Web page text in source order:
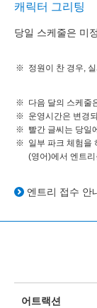
캐릭터 그리팅
당일 스케줄은 미
정원이 찬 경우,
다음 달의 스케줄
운영시간은 변경
빨간 글씨는 당일
일부 파크 체험을
(영어)에서 엔트
엔트리 접수 안
어트랙션